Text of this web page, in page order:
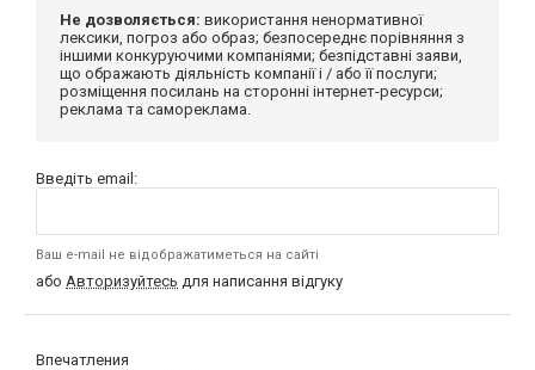
Не дозволяється: використання ненормативної
лексики, погроз або образ; безпосереднє порівняння з
іншими конкуруючими компаніями; безпідставні заяви,
що ображають діяльність компанії і / або її послуги;
розміщення посилань на сторонні інтернет-ресурси;
реклама та самореклама.
Введіть email:
Ваш e-mail не відображатиметься на сайті
або Авторизуйтесь для написання відгуку
Впечатления